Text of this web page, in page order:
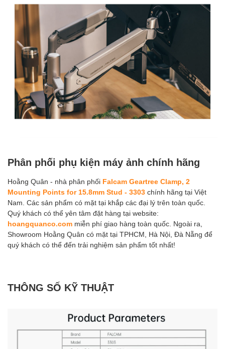
Phân phối phụ kiện máy ảnh chính hãng
Hoằng Quân - nhà phân phối Falcam Geartree Clamp, 2
Mounting Points for 15.8mm Stud - 3303 chính hãng tại Việt
Nam. Các sản phẩm có mặt tại khắp các đại lý trên toàn quốc.
Quý khách có thể yên tâm đặt hàng tại website:
hoangquanco.com miễn phí giao hàng toàn quốc. Ngoài ra,
Showroom Hoằng Quân có mặt tại TPHCM, Hà Nội, Đà Nẵng để
quý khách có thể đến trải nghiệm sản phẩm tốt nhất!
THÔNG SỐ KỸ THUẬT